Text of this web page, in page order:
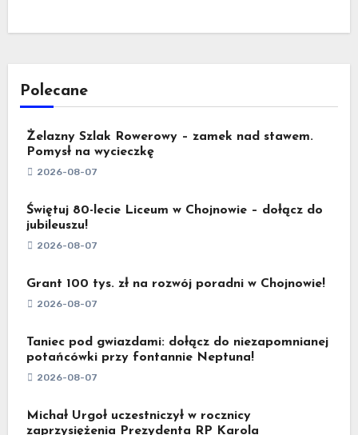
Polecane
Żelazny Szlak Rowerowy – zamek nad stawem.
Pomysł na wycieczkę
2026-08-07
Świętuj 80-lecie Liceum w Chojnowie – dołącz do
jubileuszu!
2026-08-07
Grant 100 tys. zł na rozwój poradni w Chojnowie!
2026-08-07
Taniec pod gwiazdami: dołącz do niezapomnianej
potańcówki przy fontannie Neptuna!
2026-08-07
Michał Urgoł uczestniczył w rocznicy
zaprzysiężenia Prezydenta RP Karola